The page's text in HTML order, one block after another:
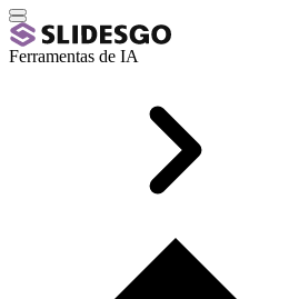
Ferramentas de IA